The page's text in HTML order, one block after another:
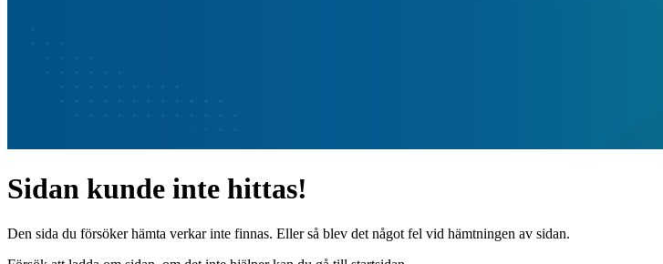
Sidan kunde inte hittas!
Den sida du försöker hämta verkar inte finnas. Eller så blev det något fel vid hämtningen av sidan.